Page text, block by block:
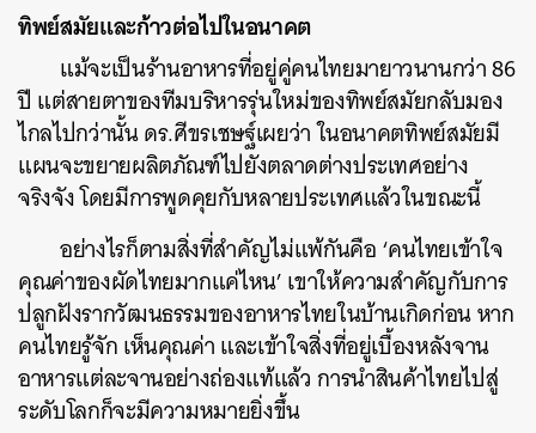
ทิพย์สมัยและก้าวต่อไปในอนาคต
แม้จะเป็นร้านอาหารที่อยู่คู่คนไทยมายาวนานกว่า 86
ปี แต่สายตาของทีมบริหารรุ่นใหม่ของทิพย์สมัยกลับมอง
ไกลไปกว่านั้น ดร.ศีขรเชษฐ์เผยว่า ในอนาคตทิพย์สมัยมี
แผนจะขยายผลิตภัณฑ์ไปยังตลาดต่างประเทศอย่าง
จริงจัง โดยมีการพูดคุยกับหลายประเทศแล้วในขณะนี้
อย่างไรก็ตามสิ่งที่สำคัญไม่แพ้กันคือ ‘คนไทยเข้าใจ
คุณค่าของผัดไทยมากแค่ไหน’ เขาให้ความสำคัญกับการ
ปลูกฝังรากวัฒนธรรมของอาหารไทยในบ้านเกิดก่อน หาก
คนไทยรู้จัก เห็นคุณค่า และเข้าใจสิ่งที่อยู่เบื้องหลังจาน
อาหารแต่ละจานอย่างถ่องแท้แล้ว การนำสินค้าไทยไปสู่
ระดับโลกก็จะมีความหมายยิ่งขึ้น